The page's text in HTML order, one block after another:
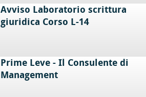
Avviso Laboratorio scrittura
giuridica Corso L-14
Prime Leve - Il Consulente di
Management